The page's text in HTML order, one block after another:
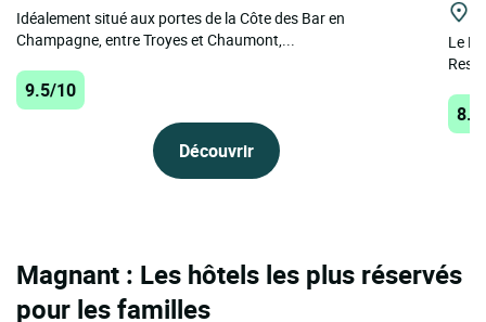
Idéalement situé aux portes de la Côte des Bar en
Champagne, entre Troyes et Chaumont,...
9.5/10
Découvrir
Le
Magnant : Les hôtels les plus réservés
pour les familles